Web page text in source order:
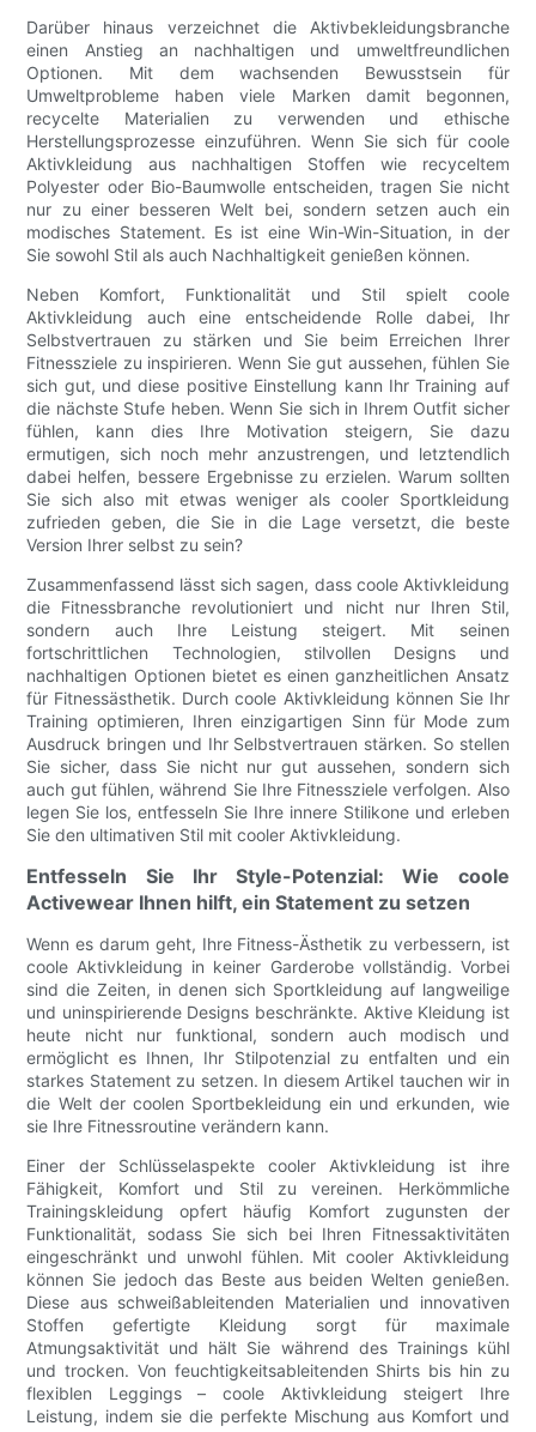
Darüber hinaus verzeichnet die Aktivbekleidungsbranche
einen Anstieg an nachhaltigen und umweltfreundlichen
Optionen. Mit dem wachsenden Bewusstsein für
Umweltprobleme haben viele Marken damit begonnen,
recycelte Materialien zu verwenden und ethische
Herstellungsprozesse einzuführen. Wenn Sie sich für coole
Aktivkleidung aus nachhaltigen Stoffen wie recyceltem
Polyester oder Bio-Baumwolle entscheiden, tragen Sie nicht
nur zu einer besseren Welt bei, sondern setzen auch ein
modisches Statement. Es ist eine Win-Win-Situation, in der
Sie sowohl Stil als auch Nachhaltigkeit genießen können.
Neben Komfort, Funktionalität und Stil spielt coole
Aktivkleidung auch eine entscheidende Rolle dabei, Ihr
Selbstvertrauen zu stärken und Sie beim Erreichen Ihrer
Fitnessziele zu inspirieren. Wenn Sie gut aussehen, fühlen Sie
sich gut, und diese positive Einstellung kann Ihr Training auf
die nächste Stufe heben. Wenn Sie sich in Ihrem Outfit sicher
fühlen, kann dies Ihre Motivation steigern, Sie dazu
ermutigen, sich noch mehr anzustrengen, und letztendlich
dabei helfen, bessere Ergebnisse zu erzielen. Warum sollten
Sie sich also mit etwas weniger als cooler Sportkleidung
zufrieden geben, die Sie in die Lage versetzt, die beste
Version Ihrer selbst zu sein?
Zusammenfassend lässt sich sagen, dass coole Aktivkleidung
die Fitnessbranche revolutioniert und nicht nur Ihren Stil,
sondern auch Ihre Leistung steigert. Mit seinen
fortschrittlichen Technologien, stilvollen Designs und
nachhaltigen Optionen bietet es einen ganzheitlichen Ansatz
für Fitnessästhetik. Durch coole Aktivkleidung können Sie Ihr
Training optimieren, Ihren einzigartigen Sinn für Mode zum
Ausdruck bringen und Ihr Selbstvertrauen stärken. So stellen
Sie sicher, dass Sie nicht nur gut aussehen, sondern sich
auch gut fühlen, während Sie Ihre Fitnessziele verfolgen. Also
legen Sie los, entfesseln Sie Ihre innere Stilikone und erleben
Sie den ultimativen Stil mit cooler Aktivkleidung.
Entfesseln Sie Ihr Style-Potenzial: Wie coole
Activewear Ihnen hilft, ein Statement zu setzen
Wenn es darum geht, Ihre Fitness-Ästhetik zu verbessern, ist
coole Aktivkleidung in keiner Garderobe vollständig. Vorbei
sind die Zeiten, in denen sich Sportkleidung auf langweilige
und uninspirierende Designs beschränkte. Aktive Kleidung ist
heute nicht nur funktional, sondern auch modisch und
ermöglicht es Ihnen, Ihr Stilpotenzial zu entfalten und ein
starkes Statement zu setzen. In diesem Artikel tauchen wir in
die Welt der coolen Sportbekleidung ein und erkunden, wie
sie Ihre Fitnessroutine verändern kann.
Einer der Schlüsselaspekte cooler Aktivkleidung ist ihre
Fähigkeit, Komfort und Stil zu vereinen. Herkömmliche
Trainingskleidung opfert häufig Komfort zugunsten der
Funktionalität, sodass Sie sich bei Ihren Fitnessaktivitäten
eingeschränkt und unwohl fühlen. Mit cooler Aktivkleidung
können Sie jedoch das Beste aus beiden Welten genießen.
Diese aus schweißableitenden Materialien und innovativen
Stoffen gefertigte Kleidung sorgt für maximale
Atmungsaktivität und hält Sie während des Trainings kühl
und trocken. Von feuchtigkeitsableitenden Shirts bis hin zu
flexiblen Leggings – coole Aktivkleidung steigert Ihre
Leistung, indem sie die perfekte Mischung aus Komfort und